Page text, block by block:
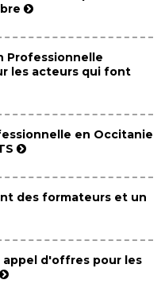
Professionnelle
les acteurs qui font
en Occitanie
des formateurs et un
appel d'offres pour les